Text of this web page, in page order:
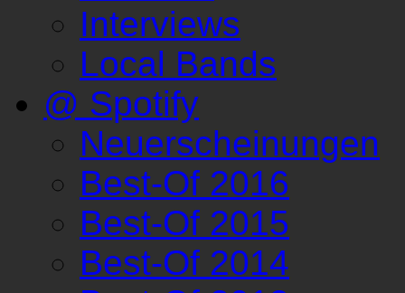
Interviews
Local Bands
@ Spotify
Neuerscheinungen
Best-Of 2016
Best-Of 2015
Best-Of 2014